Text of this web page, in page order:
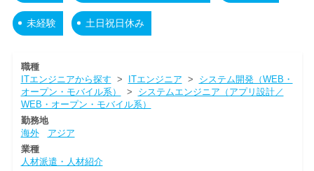
未経験 土日祝日休み
職種
ITエンジニアから探す > ITエンジニア > システム開発（WEB・
オープン・モバイル系）
> システムエンジニア（アプリ設計／
WEB・オープン・モバイル系）
勤務地
海外
アジア
業種
人材派遣・人材紹介